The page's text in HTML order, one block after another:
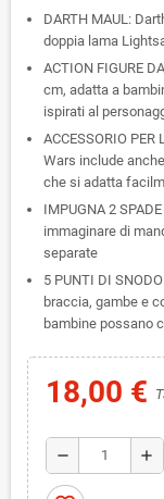
DARTH MAUL:
doppia lama
ACTION FIGURE
cm, adatta a
ispirati al
ACCESSORIO
Wars include
che si adatta
IMPUGNA 2
immaginare di
separate
5 PUNTI DI
braccia, gambe e
bambine possano
18,00 €
remove add